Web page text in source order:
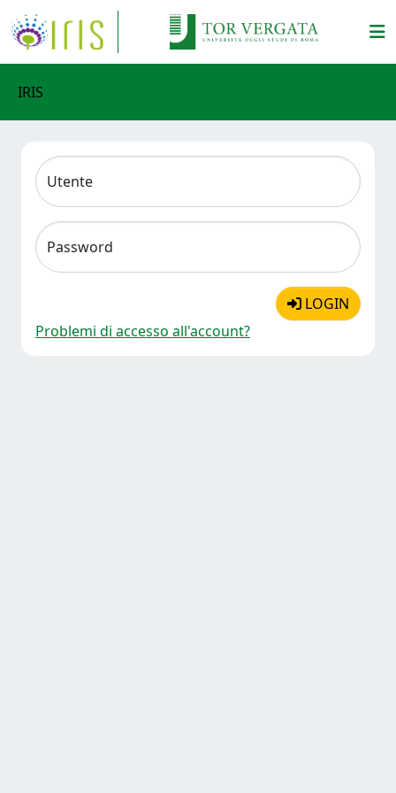
IRIS
Utente
Password
LOGIN
Problemi di accesso all'account?